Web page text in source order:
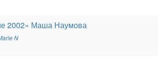
2002» Маша Наумова
N